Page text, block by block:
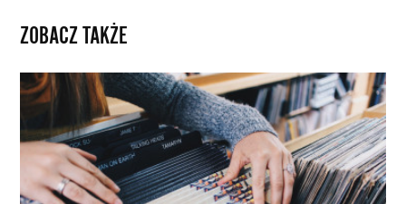
ZOBACZ TAKŻE
Ile
zarobisz
serwisach
streamingowych
i